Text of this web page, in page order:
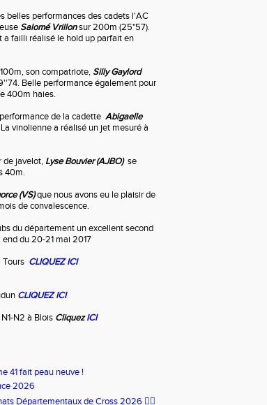
belles performances des cadets l'AC
Salomé Vrillonsur 200m (25"57).
failli réalisé le hold up parfait en
son compatriote, Silly Gaylord
Belle performance également pour
400m haies.
de la cadette Abigaelle
vinolienne a réalisé un jet mesuré à
de javelot, LyseBouvier (AJBO)se
40m.
(VS)que nous avons eu le plaisir de
de convalescence.
du département un excellent second
du 20-21 mai 2017
Tours CLIQUEZ ICI
CLIQUEZ ICI
N2 à Blois CliquezICI
41 fait peau neuve !
2026
Départementaux de Cross 2026 🏃‍♀️